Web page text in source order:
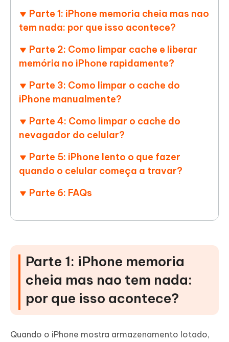
Parte 1: iPhone memoria cheia mas nao
tem nada: por que isso acontece?
Parte 2: Como limpar cache e liberar
memória no iPhone rapidamente?
Parte 3: Como limpar o cache do
iPhone manualmente?
Parte 4: Como limpar o cache do
nevagador do celular?
Parte 5: iPhone lento o que fazer
quando o celular começa a travar?
Parte 6: FAQs
Parte 1: iPhone memoria
cheia mas nao tem nada:
por que isso acontece?
Quando o iPhone mostra armazenamento lotado,